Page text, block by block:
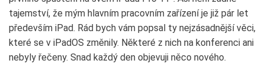
tajemství, že mým hlavním pracovním zařízení je již pár let
především iPad. Rád bych vám popsal ty nejzásadnější věci,
které se v iPadOS změnily. Některé z nich na konferenci ani
nebyly řečeny. Snad každý den objevuji něco nového.